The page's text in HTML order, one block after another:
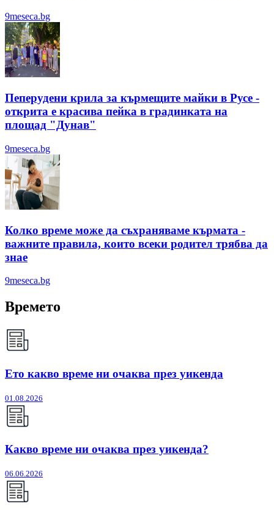
9meseca.bg
Пеперудени крила за кърмещите майки в Русе -
открита е красива пейка в градинката на
площад "Дунав"
9meseca.bg
Колко време може да съхраняваме кърмата -
важните правила, които всеки родител трябва да
знае
9meseca.bg
Времето
Ето какво време ни очаква през уикенда
01.08.2026
Какво време ни очаква през уикенда?
06.06.2026